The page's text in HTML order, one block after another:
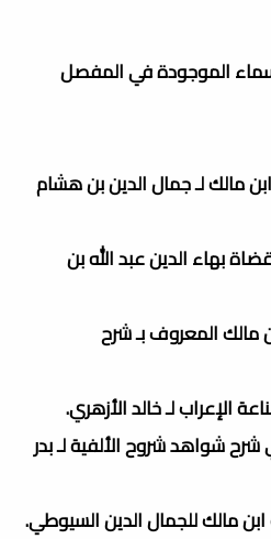
الموجودة في المفصل
مالك لـ جمال الدين بن هشام
بهاء الدين عبد الله بن
مالك المعروف بـ شرح
الإعراب لـ خالد الأزهري.
شواهد شروح الألفية لـ بدر
ابن مالك للجمال الدین السیوطي.